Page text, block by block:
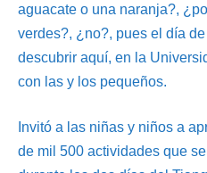
aguacate o una naranja?,
verdes?, ¿no?, pues el día
descubrir aquí, en la
con las y los pequeños.
Invitó a las niñas y niños a
de mil 500 actividades que